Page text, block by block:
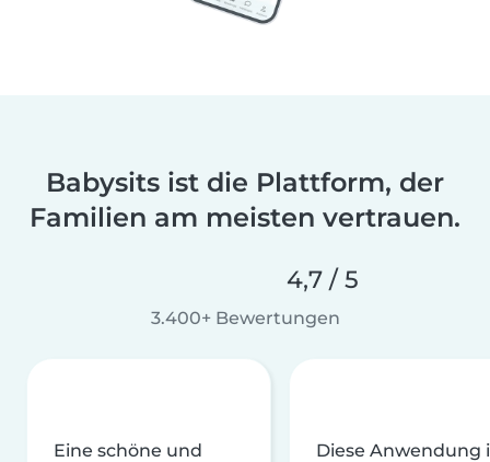
Babysits ist die Plattform, der
Familien am meisten vertrauen.
4,7 / 5
3.400+ Bewertungen
Eine schöne und
Diese Anwendung